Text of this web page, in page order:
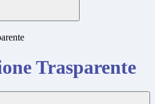
Trasparente